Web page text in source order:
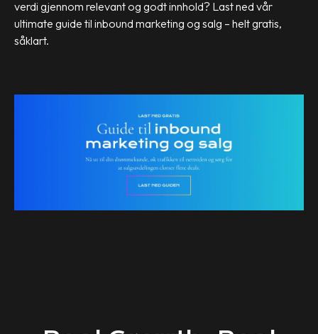
verdi gjennom relevant og godt innhold? Last ned vår
ultimate guide til inbound marketing og salg – helt gratis,
såklart.